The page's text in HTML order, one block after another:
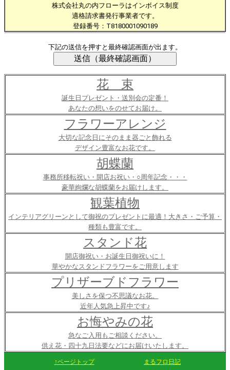
株式会社丸の内フローラはインボイス制度
適格請求書発行事業者です。
登録番号：T8180001090189
下記の送信を押すと最終確認画面が出ます。
花 束
誕生日プレゼント・送別会の定番！
あなたの想いをのせてお届け。
フラワーアレンジ
大切な記念日にそのまま器ごと飾れる
デザイン豊富なお花です。
胡蝶蘭
事務所移転祝い・開店お祝い・○周年記念・・・
豪華絢爛な胡蝶蘭をお届けします。
観葉植物
インテリアグリーンとして御祝のプレゼントに最適！大きさ・ご予算・
種類も豊富です。
スタンド花
開店御祝い・お誕生日御祝いに！
華やかなスタンドフラワーをご用意します
プリザーブドフラワー
美しさを保つ不思議なお花。
近年人気急上昇中です♪
お悔やみの花
急なご入用もご相談ください。
供え花・四十九日法要などにお届けいたします。
↑ページトップ まるフロ日記